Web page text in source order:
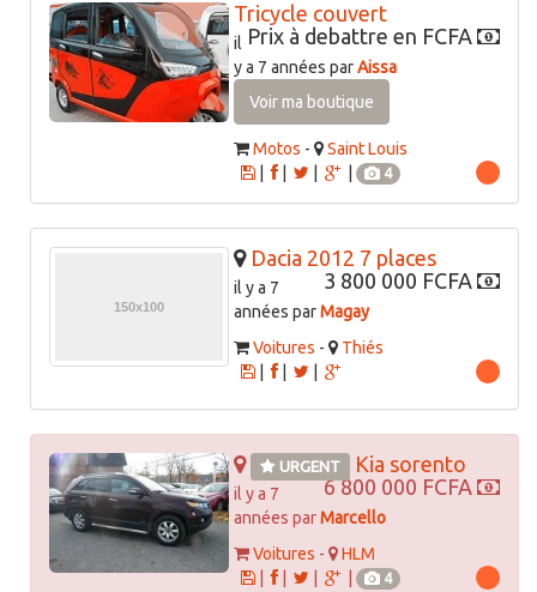
Tricycle couvert
Prix à debattre en FCFA
il
y a 7 années parAissa
Voir ma boutique
Motos -
Saint Louis
|
4
Dacia 2012 7 places
3 800 000 FCFA
il y a 7
années parMagay
Voitures -
Thiés
|
URGENT
Kia sorento
6 800 000 FCFA
il y a 7
années parMarcello
Voitures -
HLM
|
4